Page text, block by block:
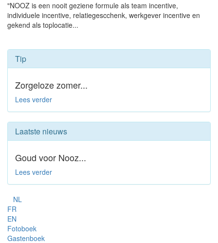
"NOOZ is een nooit geziene formule als team incentive,
individuele incentive, relatiegescchenk, werkgever incentive en
gekend als toplocatie...
Tip
Zorgeloze zomer...
Lees verder
Laatste nieuws
Goud voor Nooz...
Lees verder
NL
FR
EN
Fotoboek
Gastenboek